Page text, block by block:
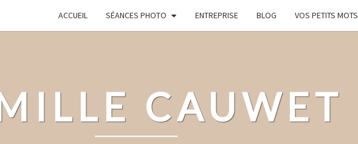
ACCUEIL SÉANCES PHOTO ENTREPRISE BLOG VOS PETITS MOTS
CAUWET